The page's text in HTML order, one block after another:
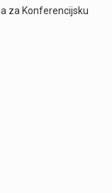
za Konferencijsku